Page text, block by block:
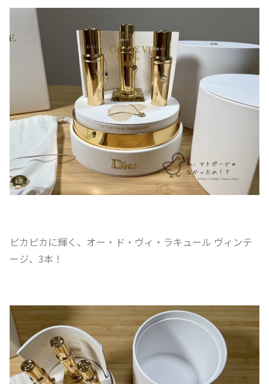
ピカピカに輝く、オー・ド・ヴィ・ラキュール ヴィンテ
ージ、3本！